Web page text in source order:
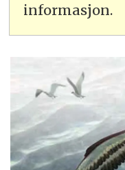
informasjon.